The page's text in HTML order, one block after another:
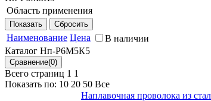
Область применения
Для наплавки черновых и получистовых
Наименование Цена
В наличии
Каталог Нп-Р6М5К5
Всего страниц 1 1
Показать по: 10 20 50 Все
Наплавочная проволока из